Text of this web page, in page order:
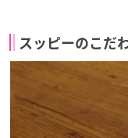
スッピーのこだ